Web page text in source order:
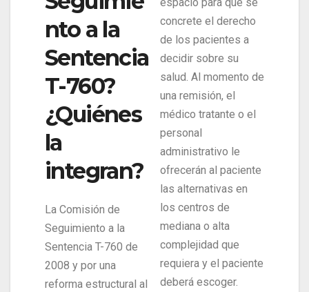
nto a la
Sentencia
T-760?
¿Quiénes
la
integran?
La Comisión de
Seguimiento a la
Sentencia T-760 de
2008 y por una
reforma estructural al
concrete el derecho
de los pacientes a
decidir sobre su
salud. Al momento de
una remisión, el
médico tratante o el
personal
administrativo le
ofrecerán al paciente
las alternativas en
los centros de
mediana o alta
complejidad que
requiera y el paciente
deberá escoger.